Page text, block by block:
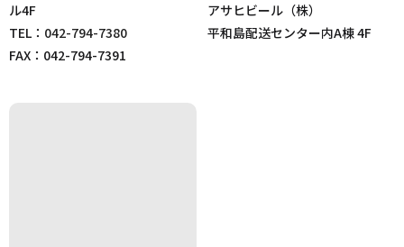
ル4F
TEL： 042-794-7380
FAX：042-794-7391
アサヒビール（株）
平和島配送センター内A棟 4F